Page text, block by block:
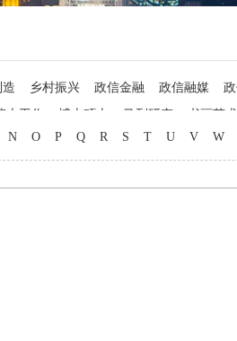
乡村振兴 政信金融 政信融媒
士工作 博士硕士 马列研究
书画艺术
N O P Q R S T U V W